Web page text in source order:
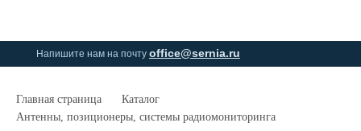
Напишите нам на почту office@sernia.ru
Главная страница
Каталог
Антенны, позиционеры, системы радиомониторинга